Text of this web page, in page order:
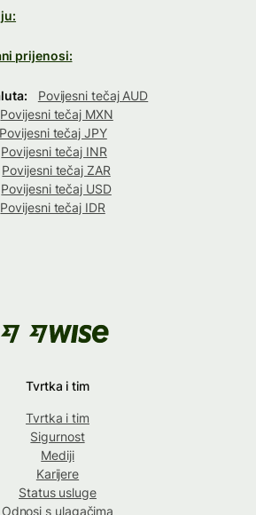
prijenosi:
Povijesni tečaj AUD
Povijesni tečaj MXN
Povijesni tečaj JPY
Povijesni tečaj INR
Povijesni tečaj ZAR
Povijesni tečaj USD
Povijesni tečaj IDR
Tvrtka i tim
Tvrtka i tim
Sigurnost
Mediji
Karijere
Status usluge
Odnosi s ulagačima